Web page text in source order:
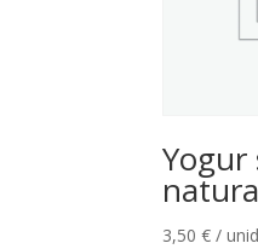
Yogur
3,50€ /